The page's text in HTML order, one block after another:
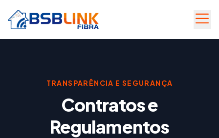
TRANSPARÊNCIA E SEGURANÇA
Contratos e
Regulamentos